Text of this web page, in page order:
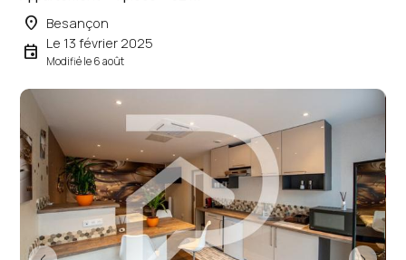
place Besançon
event Le 13 février 2025
Modifié le 6 août